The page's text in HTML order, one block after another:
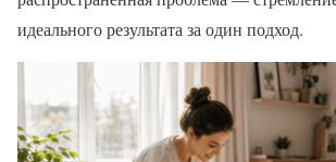
идеального результата за один подход.